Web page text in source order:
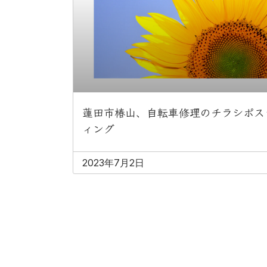
蓮田市椿山、自転車修理のチラシポ
ィング
2023年7月2日